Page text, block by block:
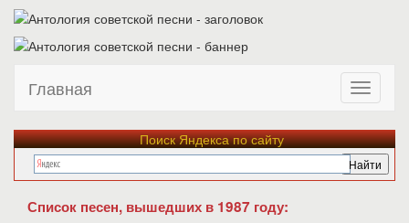
Главная
Поиск Яндекса по сайту
Список песен, вышедших в 1987 году: